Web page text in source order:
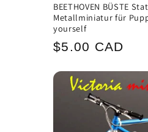
BEETHOVEN BÜSTE
Metallminiatur für
yourself
Normaler
$5.00 CAD